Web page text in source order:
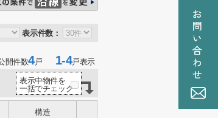
表示件数：
開件数4戸 1-4戸表示
表示中物件を
一括でチェック
構造